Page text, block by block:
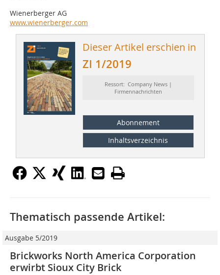
Wienerberger AG
www.wienerberger.com
Dieser Artikel erschien in
ZI 1/2019
Ressort: Company News |
Firmennachrichten
Abonnement
Inhaltsverzeichnis
Thematisch passende Artikel:
Ausgabe 5/2019
Brickworks North America Corporation
erwirbt Sioux City Brick